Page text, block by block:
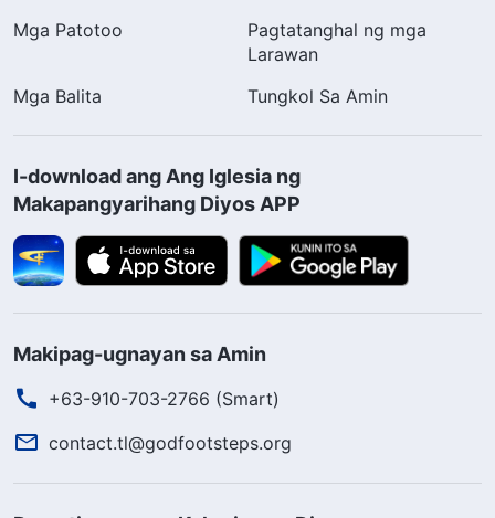
Mga Patotoo
Pagtatanghal ng mga
Larawan
Mga Balita
Tungkol Sa Amin
I-download ang Ang Iglesia ng
Makapangyarihang Diyos APP
Makipag-ugnayan sa Amin
+63-910-703-2766 (Smart)
contact.tl@godfootsteps.org